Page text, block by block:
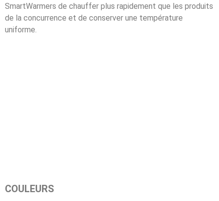
SmartWarmers de chauffer plus rapidement que les produits
de la concurrence et de conserver une température
uniforme.
COULEURS